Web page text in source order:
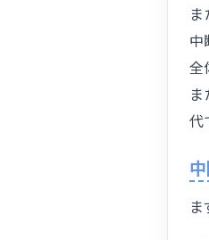
中
全
代